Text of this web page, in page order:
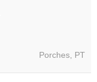
Porches, PT